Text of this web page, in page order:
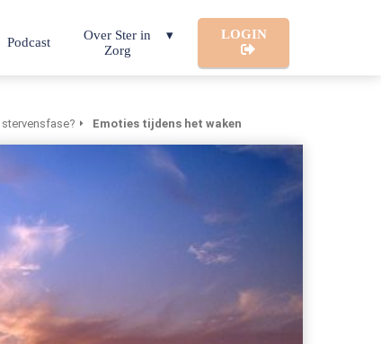
Podcast
Over Ster in
Zorg
LOGIN
Emoties tijdens het waken